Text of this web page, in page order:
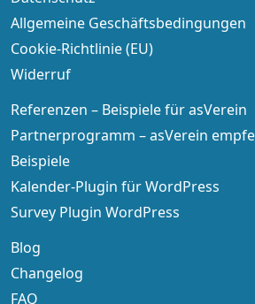
Allgemeine Geschäftsbedingungen
Cookie-Richtlinie (EU)
Widerruf
Referenzen – Beispiele für asVerein
Partnerprogramm – asVerein
Beispiele
Kalender-Plugin für WordPress
Survey Plugin WordPress
Blog
Changelog
FAQ